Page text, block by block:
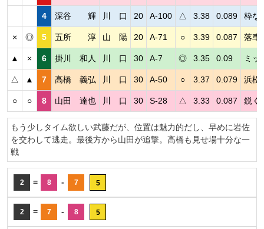
4 深谷 輝 川 口 20 A-100 △ 3.38 0.089 枠な
× ◎ 5 五所 淳 山 陽 20 A-71 ○ 3.39 0.087 落車
▲ × 6 掛川 和人 川 口 30 A-7 ◎ 3.35 0.09 ミッ
△ ▲ 7 高橋 義弘 川 口 30 A-50 ○ 3.37 0.079 浜松
○ ○ 8 山田 達也 川 口 30 S-28 △ 3.33 0.087 鋭く
もう少しタイム欲しい武藤だが、位置は魅力的だし、早めに岩佐
を交わして逃走。最後方から山田が追撃。高橋も見せ場十分な一
戦
2 = 8 - 7 5
2 = 7 - 8 5